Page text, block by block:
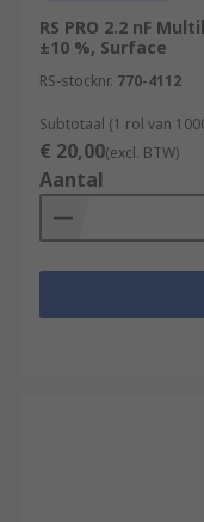
RS PRO 2.2 nF
±10 %, Surface
RS-stocknr. 770-4112
Subtotaal (1 rol van
€ 20,00(excl. BTW)
Aantal